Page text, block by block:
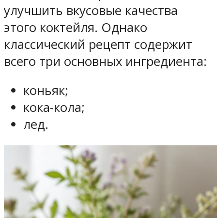
улучшить вкусовые качества
этого коктейля. Однако
классический рецепт содержит
всего три основных ингредиента:
коньяк;
кока-кола;
лед.